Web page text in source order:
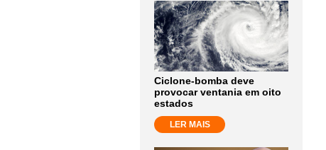
Ciclone-bomba deve
provocar ventania em oito
estados
LER MAIS